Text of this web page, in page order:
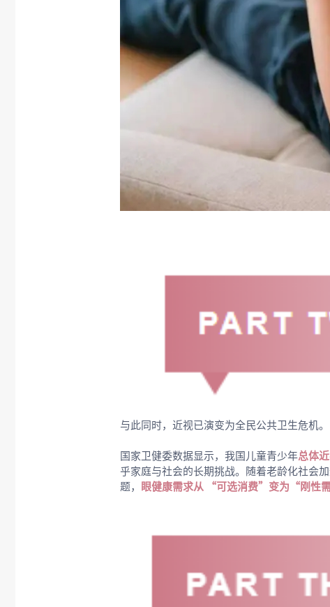
与此同时，近视已演变为全民公共卫生危机。
国家卫健委数据显示，我国儿童青少年总体
乎家庭与社会的长期挑战。随着老龄化社会
题，
眼健康需求从 “可选消费”变为“刚性